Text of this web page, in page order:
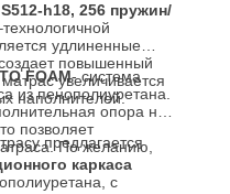
h18, 256 пружин/
удлиненные
повышенный
увеличивается
наполнителей.
FOAM- система
из пенополиуретана.
опора на
позволяет
По желанию,
каркаса
предлагается